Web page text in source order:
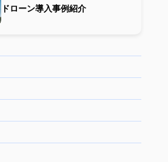
ドローン導入事例紹介